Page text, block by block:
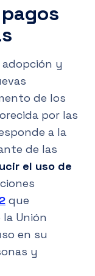
adopción y
de los
por las
a la
de las
el uso de
que
Unión
en su
y